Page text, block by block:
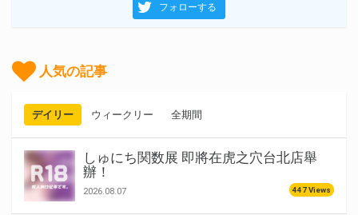
フォローする
人気の記事
デイリー ウィークリー 全期間
しゅにち関数展 即將在虎之穴台北店舉
辦！
2026.08.07 447 Views